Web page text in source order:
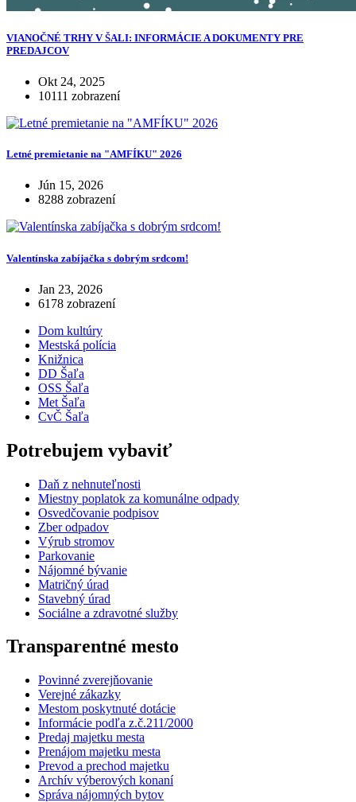
VIANOČNÉ TRHY V ŠALI: INFORMÁCIE A DOKUMENTY PRE
PREDAJCOV
Okt 24, 2025
10111 zobrazení
Letné premietanie na "AMFÍKU" 2026
Jún 15, 2026
8288 zobrazení
Valentínska zabíjačka s dobrým srdcom!
Jan 23, 2026
6178 zobrazení
Dom kultúry
Mestská polícia
Knižnica
DD Šaľa
OSS Šaľa
Met Šaľa
CvČ Šaľa
Potrebujem vybaviť
Daň z nehnuteľnosti
Miestny poplatok za komunálne odpady
Osvedčovanie podpisov
Zber odpadov
Výrub stromov
Parkovanie
Nájomné bývanie
Matričný úrad
Stavebný úrad
Sociálne a zdravotné služby
Transparentné mesto
Povinné zverejňovanie
Verejné zákazky
Mestom poskytnuté dotácie
Informácie podľa z.č.211/2000
Predaj majetku mesta
Prenájom majetku mesta
Prevod a prechod majetku
Archív výberových konaní
Správa nájomných bytov